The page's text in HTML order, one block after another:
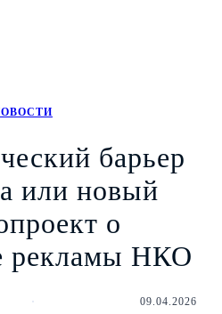
барьер
или новый
о
рекламы НКО
09.04.2026